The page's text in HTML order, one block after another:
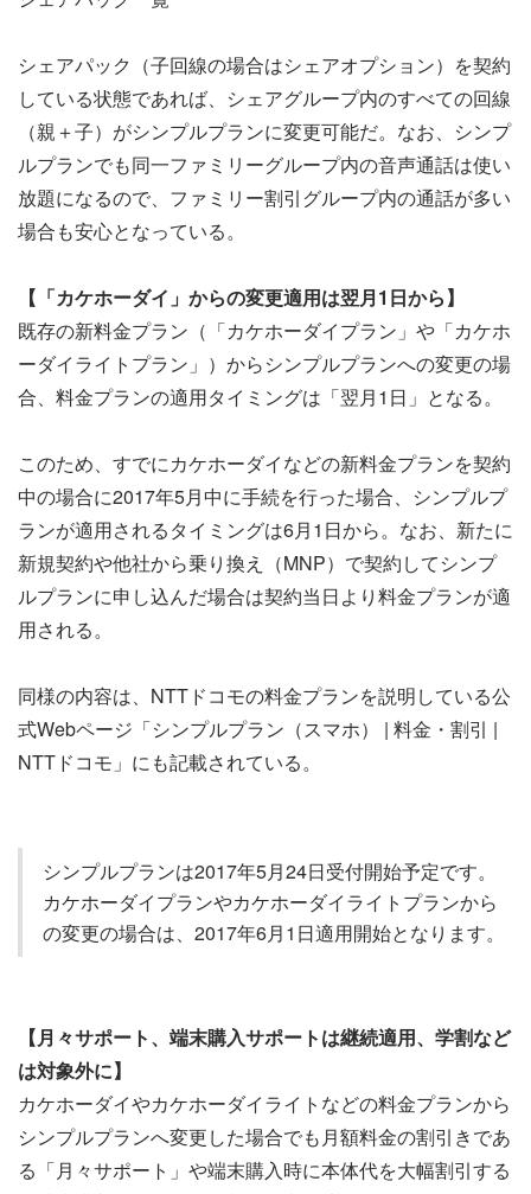
シェアパック（子回線の場合はシェアオプション）を契約
している状態であれば、シェアグループ内のすべての回線
（親＋子）がシンプルプランに変更可能だ。なお、シンプ
ルプランでも同一ファミリーグループ内の音声通話は使い
放題になるので、ファミリー割引グループ内の通話が多い
場合も安心となっている。
【「カケホーダイ」からの変更適用は翌月1日から】
既存の新料金プラン（「カケホーダイプラン」や「カケホ
ーダイライトプラン」）からシンプルプランへの変更の場
合、料金プランの適用タイミングは「翌月1日」となる。
このため、すでにカケホーダイなどの新料金プランを契約
中の場合に2017年5月中に手続を行った場合、シンプルプ
ランが適用されるタイミングは6月1日から。なお、新たに
新規契約や他社から乗り換え（MNP）で契約してシンプ
ルプランに申し込んだ場合は契約当日より料金プランが適
用される。
同様の内容は、NTTドコモの料金プランを説明している公
式Webページ「シンプルプラン（スマホ） | 料金・割引 |
NTTドコモ」にも記載されている。
シンプルプランは2017年5月24日受付開始予定です。
カケホーダイプランやカケホーダイライトプランから
の変更の場合は、2017年6月1日適用開始となります。
【月々サポート、端末購入サポートは継続適用、学割など
は対象外に】
カケホーダイやカケホーダイライトなどの料金プランから
シンプルプランへ変更した場合でも月額料金の割引きであ
る「月々サポート」や端末購入時に本体代を大幅割引する